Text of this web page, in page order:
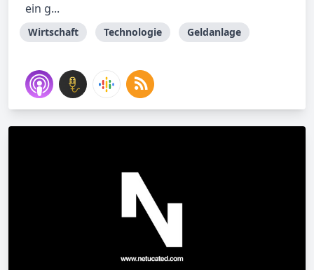
ein g...
Wirtschaft Technologie Geldanlage